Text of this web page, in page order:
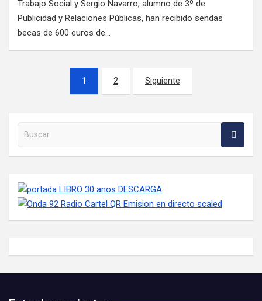
Trabajo Social y Sergio Navarro, alumno de 3º de
Publicidad y Relaciones Públicas, han recibido sendas
becas de 600 euros de…
Paginación de entradas
1 2 Siguiente
Buscar en la web